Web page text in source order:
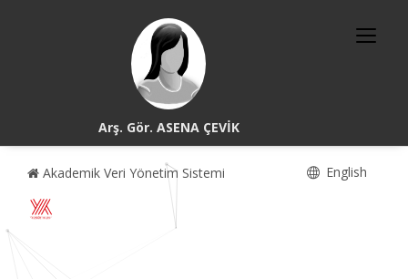
Arş. Gör. ASENA ÇEVİK
Akademik Veri Yönetim Sistemi English